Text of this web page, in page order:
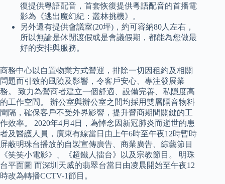
復提供粵語配音，首套恢復提供粵語配音的首播電
影為《逃出魔幻紀：叢林挑機》。
另外還有提供會議室(20坪)，約可容納80人左右，
所以無論是休閒渡假或是會議假期，都能為您做最
好的安排與服務。
商務中心以自置物業方式營運，排除一切因租約及相關
問題而引致的風險及影響，令客戶安心、專注發展業
務。 致力為營商者建立一個舒適、設備完善、私隱度高
的工作空間。 辦公室與辦公室之間均採用雙層隔音物料
間隔，確保客戶不受外界影響，提升營商期間關鍵的工
作效率。 2020年4月4日，為悼念因新冠肺炎而逝世的患
者及醫護人員，廣東有線當日由上午6時至午夜12時暫時
屏蔽明珠台播放的自製宣傳廣告、商業廣告、綜藝節目
《笑笑小電影》、《超鐵人擂台》以及宗教節目。 明珠
台平面圖 而深圳天威的翡翠台當日由凌晨開始至午夜12
時改為轉播CCTV-1節目。